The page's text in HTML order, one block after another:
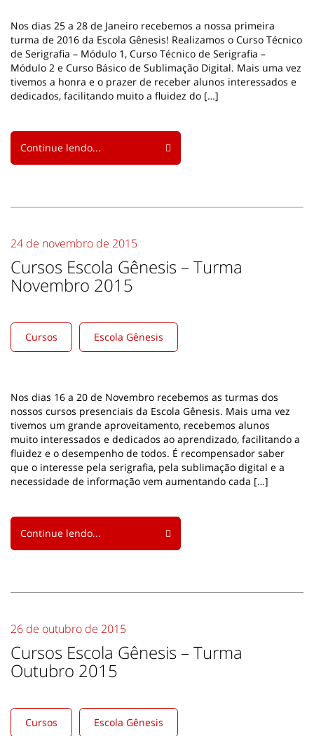
Nos dias 25 a 28 de Janeiro recebemos a nossa primeira
turma de 2016 da Escola Gênesis! Realizamos o Curso Técnico
de Serigrafia – Módulo 1, Curso Técnico de Serigrafia –
Módulo 2 e Curso Básico de Sublimação Digital. Mais uma vez
tivemos a honra e o prazer de receber alunos interessados e
dedicados, facilitando muito a fluidez do […]
Continue lendo...
24 de novembro de 2015
Cursos Escola Gênesis – Turma
Novembro 2015
Cursos Escola Gênesis
Nos dias 16 a 20 de Novembro recebemos as turmas dos
nossos cursos presenciais da Escola Gênesis. Mais uma vez
tivemos um grande aproveitamento, recebemos alunos
muito interessados e dedicados ao aprendizado, facilitando a
fluidez e o desempenho de todos. É recompensador saber
que o interesse pela serigrafia, pela sublimação digital e a
necessidade de informação vem aumentando cada […]
Continue lendo...
26 de outubro de 2015
Cursos Escola Gênesis – Turma
Outubro 2015
Cursos Escola Gênesis